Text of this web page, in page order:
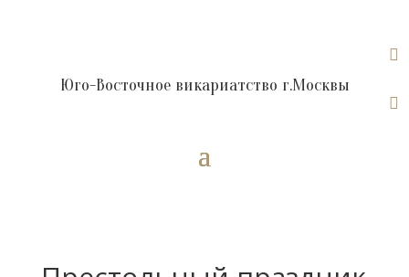


Юго-Восточное викариатство г.Москвы